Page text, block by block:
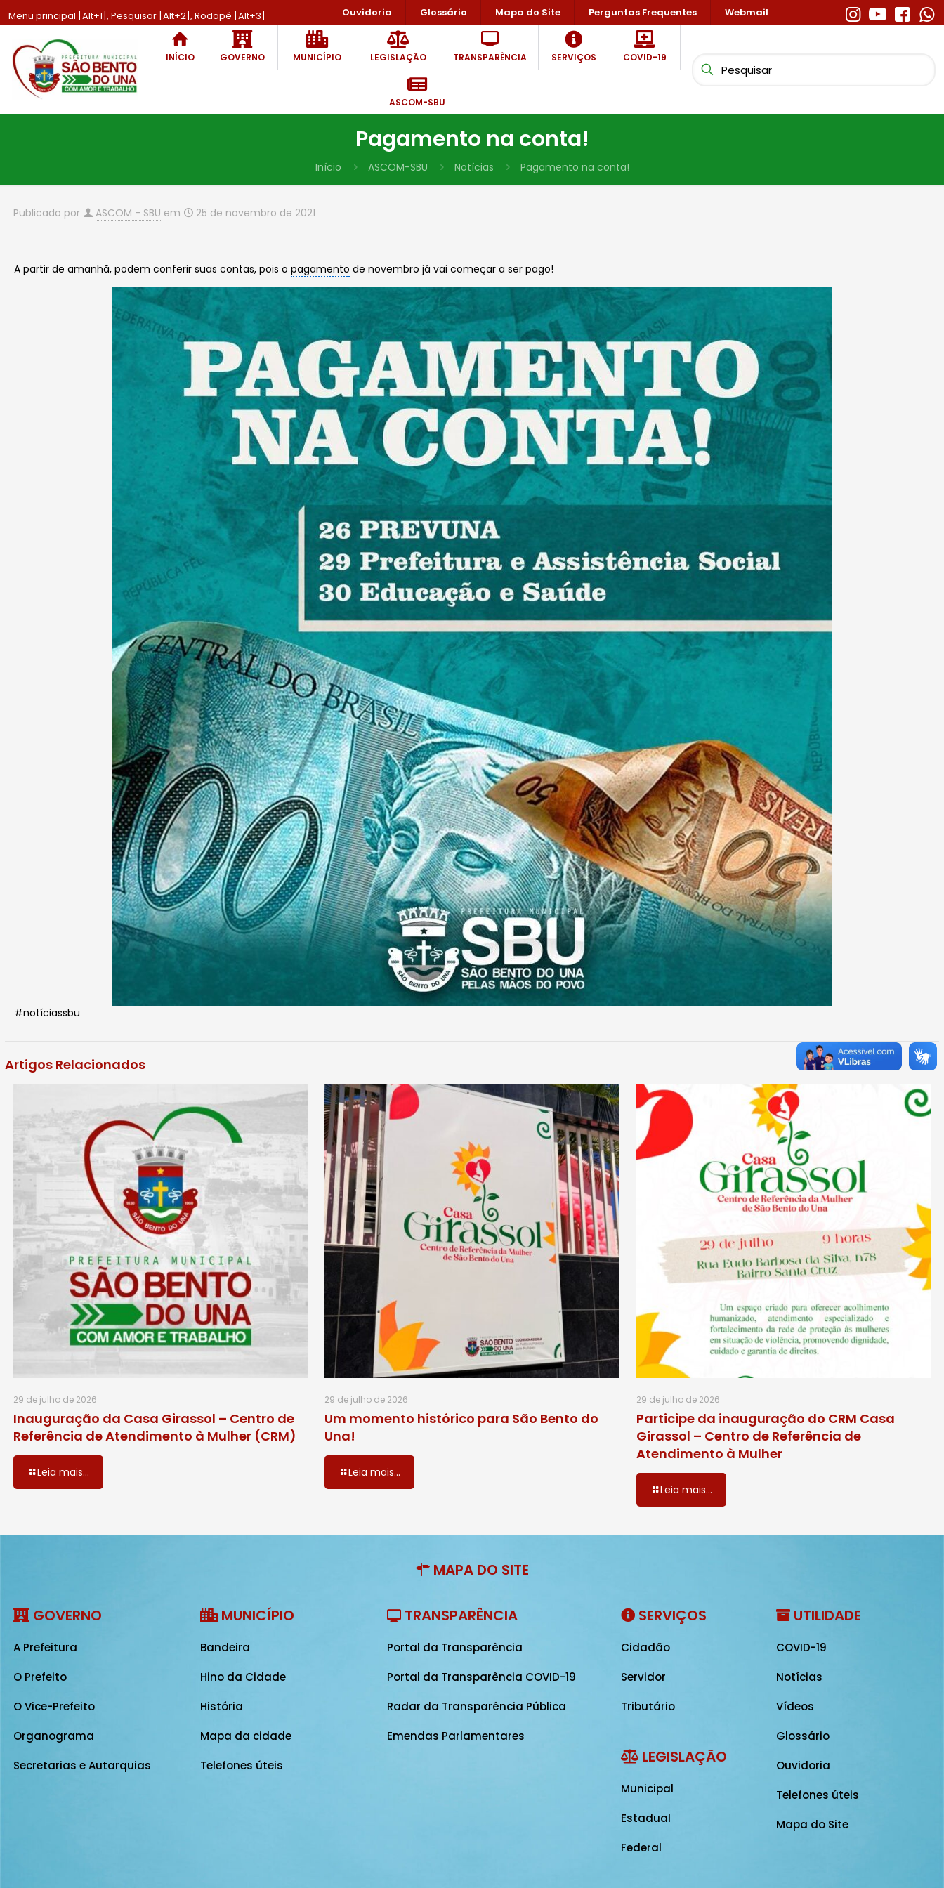
Menu principal [Alt+1], Pesquisar [Alt+2], Rodapé [Alt+3] Ouvidoria Glossário Mapa do Site Perguntas Frequentes Webmail
INÍCIO GOVERNO MUNICÍPIO LEGISLAÇÃO TRANSPARÊNCIA SERVIÇOS COVID-19
ASCOM-SBU
Pagamento na conta!
Início ASCOM-SBU Notícias Pagamento na conta!
Publicado por ASCOM - SBU em 25 de novembro de 2021
A partir de amanhã, podem conferir suas contas, pois opagamento de novembro já vai começar a ser pago!
#notíciassbu
Artigos Relacionados
29 de julho de 2026
Inauguração da Casa Girassol – Centro de
Referência de Atendimento à Mulher (CRM)
Leia mais...
29 de julho de 2026
Um momento histórico para São Bento do
Una!
Leia mais...
29 de julho de 2026
Participe da inauguração do CRM Casa
Girassol – Centro de Referência de
Atendimento à Mulher
Leia mais...
MAPA DO SITE
GOVERNO
A Prefeitura
O Prefeito
O Vice-Prefeito
Organograma
Secretarias e Autarquias
MUNICÍPIO
Bandeira
Hino da Cidade
História
Mapa da cidade
Telefones úteis
TRANSPARÊNCIA
Portal da Transparência
Portal da Transparência COVID-19
Radar da Transparência Pública
Emendas Parlamentares
SERVIÇOS
Cidadão
Servidor
Tributário
LEGISLAÇÃO
Municipal
Estadual
Federal
UTILIDADE
COVID-19
Notícias
Vídeos
Glossário
Ouvidoria
Telefones úteis
Mapa do Site